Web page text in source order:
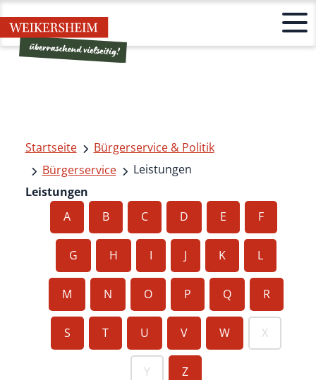
Startseite
Bürgerservice & Politik
Bürgerservice
Leistungen
Leistungen
A
B C D E F
G H I J K L
M N O P Q R
S T U V W X
Y Z